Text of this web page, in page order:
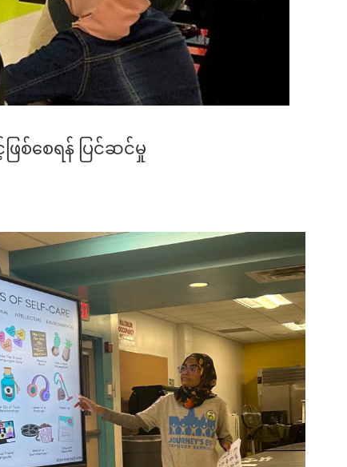
စ်စေရန် ပြင်ဆင်မှု